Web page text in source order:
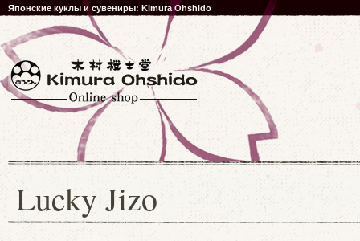
Японские куклы и сувениры: Kimura Ohshido
Lucky Jizo